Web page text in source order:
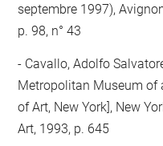
septembre 1997),
p. 98, n° 43
Cavallo, Adolfo
Metropolitan Museum of
of Art, New York], New
Art, 1993, p. 645